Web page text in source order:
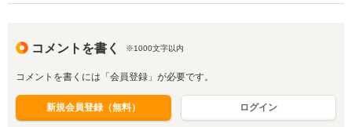
コメントを書く ※1000文字以内
コメントを書くには「会員登録」が必要です。
新規会員登録（無料） ログイン